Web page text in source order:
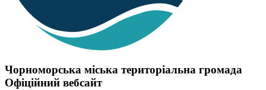
Чорноморська міська територіальна громада
Офіційний вебсайт